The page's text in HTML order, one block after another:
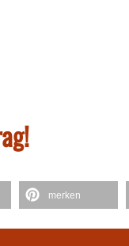
merken